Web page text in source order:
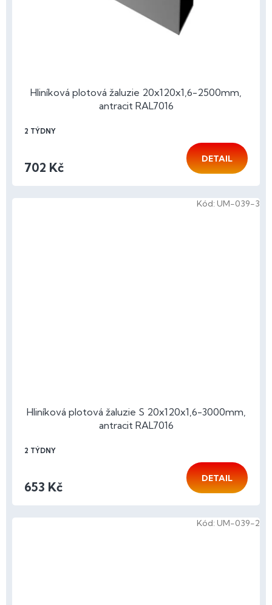
Hliníková plotová žaluzie 20x120x1,6-2500mm,
antracit RAL7016
2 TÝDNY
702 Kč
DETAIL
Hliníková plotová žaluzie S 20x120x1,6-3000mm,
antracit RAL7016
2 TÝDNY
653 Kč
DETAIL
Kód: UM-039-3
Kód: UM-039-2